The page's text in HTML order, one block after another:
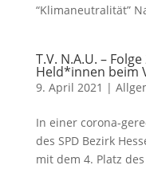
“Klimaneutralität”
T.V. N.A.U. –
Held*innen beim
9. April 2021 |
In einer corona-
des SPD Bezirk
mit dem 4. Platz